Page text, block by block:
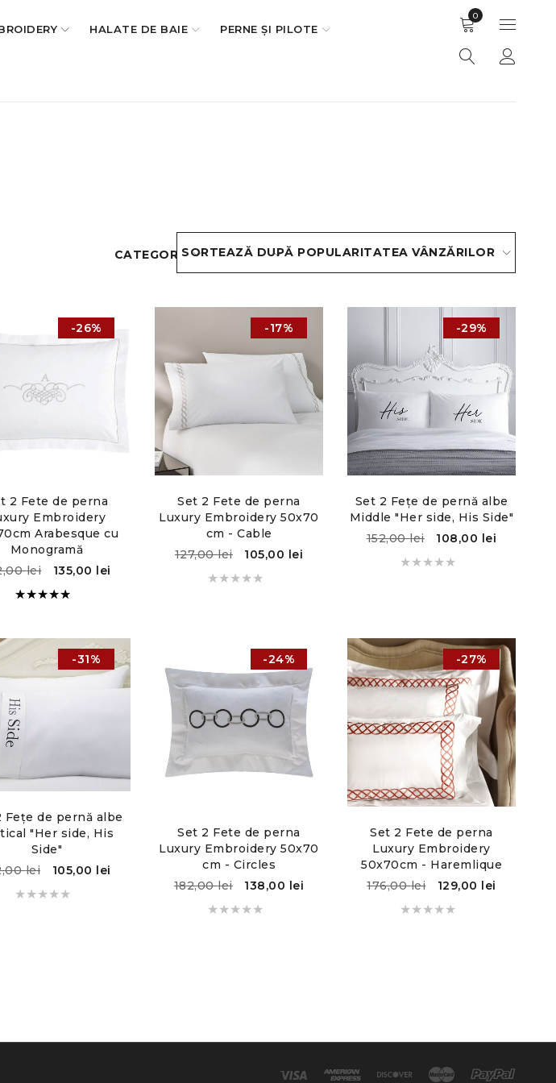
HALATE DE BAIE PERNE ȘI PILOTE
0
SORTEAZĂ DUPĂ POPULARITATEA VÂNZĂRILOR
CATEGORII PREȚ
-26%
2 Fete de perna
Embroidery
Arabesque cu
Monogramă
lei 135,00 lei
5
-17%
Set 2 Fete de perna
Luxury Embroidery 50x70
cm - Cable
127,00lei 105,00 lei
-29%
Set 2 Fețe de pernă albe
Middle "Her side, His Side"
152,00lei 108,00 lei
-31%
Fețe de pernă albe
"Her side, His
Side"
lei 105,00 lei
-24%
Set 2 Fete de perna
Luxury Embroidery 50x70
cm - Circles
182,00lei 138,00 lei
-27%
Set 2 Fete de perna
Luxury Embroidery
50x70cm - Haremlique
176,00lei 129,00 lei